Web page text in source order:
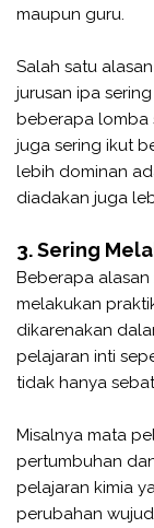
maupun guru.
Salah satu
jurusan ipa
beberapa lomba
juga sering ikut
lebih dominan
diadakan juga
3. Sering
Beberapa alasan
melakukan
dikarenakan
pelajaran inti
tidak hanya
Misalnya mata
pertumbuhan
pelajaran kimia
perubahan